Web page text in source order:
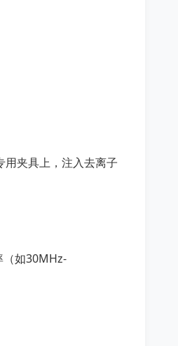
用夹具上，注入去离子
（如30MHz-